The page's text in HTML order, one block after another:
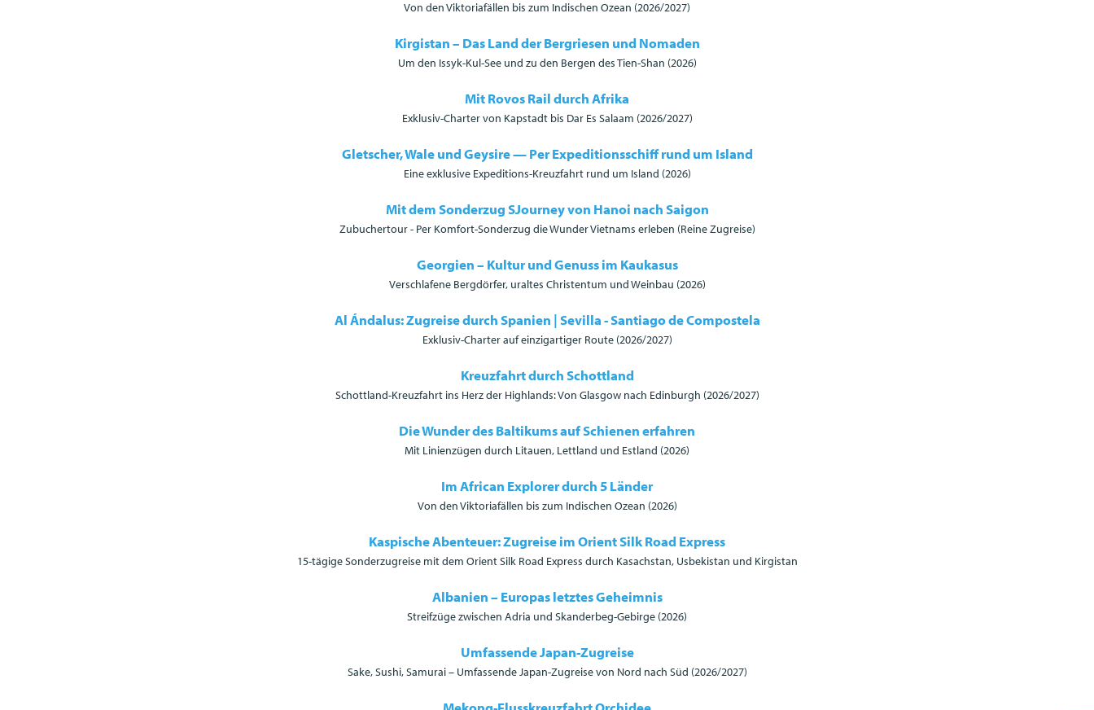
Von den Viktoriafällen bis zum Indischen Ozean (2026/2027)
Kirgistan – Das Land der Bergriesen und Nomaden
Um den Issyk-Kul-See und zu den Bergen des Tien-Shan (2026)
Mit Rovos Rail durch Afrika
Exklusiv-Charter von Kapstadt bis Dar Es Salaam (2026/2027)
Gletscher, Wale und Geysire — Per Expeditionsschiff rund um Island
Eine exklusive Expeditions-Kreuzfahrt rund um Island (2026)
Mit dem Sonderzug SJourney von Hanoi nach Saigon
Zubuchertour - Per Komfort-Sonderzug die Wunder Vietnams erleben (Reine Zugreise)
Georgien – Kultur und Genuss im Kaukasus
Verschlafene Bergdörfer, uraltes Christentum und Weinbau (2026)
Al Ándalus: Zugreise durch Spanien | Sevilla - Santiago de Compostela
Exklusiv-Charter auf einzigartiger Route (2026/2027)
Kreuzfahrt durch Schottland
Schottland-Kreuzfahrt ins Herz der Highlands: Von Glasgow nach Edinburgh (2026/2027)
Die Wunder des Baltikums auf Schienen erfahren
Mit Linienzügen durch Litauen, Lettland und Estland (2026)
Im African Explorer durch 5 Länder
Von den Viktoriafällen bis zum Indischen Ozean (2026)
Kaspische Abenteuer: Zugreise im Orient Silk Road Express
15-tägige Sonderzugreise mit dem Orient Silk Road Express durch Kasachstan, Usbekistan und Kirgistan
Albanien – Europas letztes Geheimnis
Streifzüge zwischen Adria und Skanderbeg-Gebirge (2026)
Umfassende Japan-Zugreise
Sake, Sushi, Samurai – Umfassende Japan-Zugreise von Nord nach Süd (2026/2027)